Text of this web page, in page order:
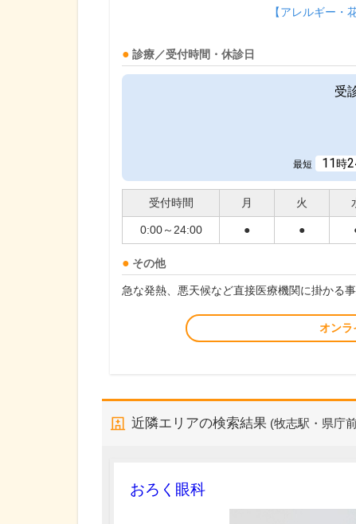
【アレルギー・
診療／受付時間・休診日
受
最短 11時
受付時間 月 火
0:00～24:00 ● ●
その他
急な発熱、悪天候など直接医療機関に掛かる
オンラ
近隣エリアの検索結果 (牧志駅・県庁
おろく眼科